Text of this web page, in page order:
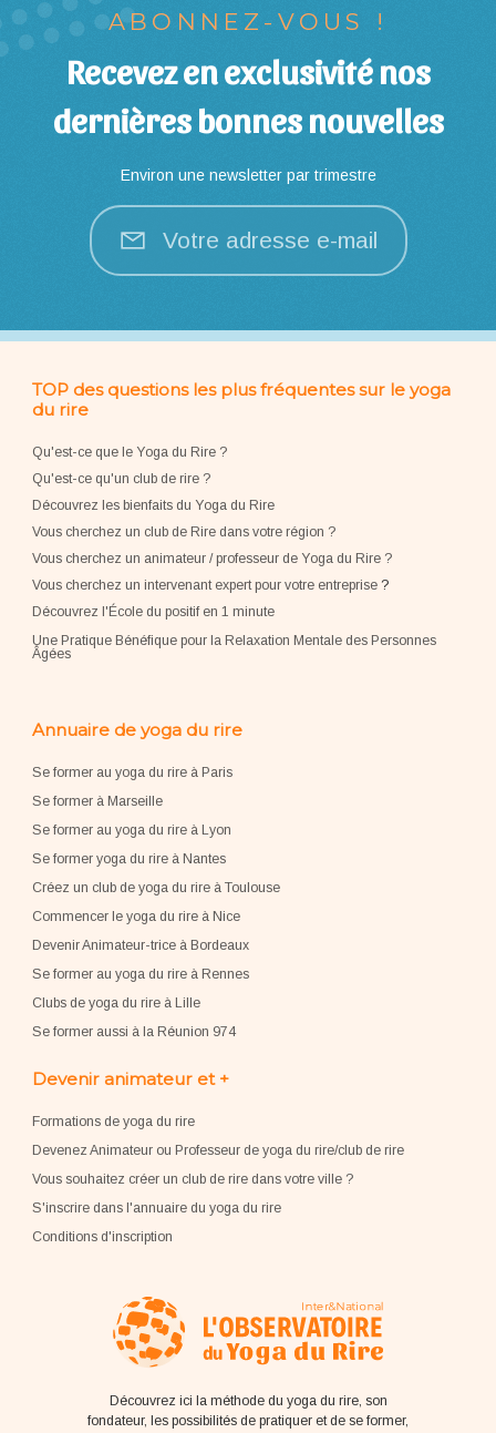
ABONNEZ-VOUS !
Recevez en exclusivité nos
dernières bonnes nouvelles
Environ une newsletter par trimestre
Votre adresse e-mail
TOP des questions les plus fréquentes sur le yoga
du rire
Qu'est-ce que le Yoga du Rire ?
Qu'est-ce qu'un club de rire ?
Découvrez les bienfaits du Yoga du Rire
Vous cherchez un club de Rire dans votre région ?
Vous cherchez un animateur / professeur de Yoga du Rire ?
Vous cherchez un intervenant expert pour votre entreprise?
Découvrez l'École du positif en 1 minute
Une Pratique Bénéfique pour la Relaxation Mentale des Personnes
Âgées
Annuaire de yoga du rire
Se former au yoga du rire à Paris
Se former à Marseille
Se former au yoga du rire à Lyon
Se former yoga du rire à Nantes
Créez un club de yoga du rire à Toulouse
Commencer le yoga du rire à Nice
Devenir Animateur-trice à Bordeaux
Se former au yoga du rire à Rennes
Clubs de yoga du rire à Lille
Se former aussi à la Réunion 974
Devenir animateur et +
Formations de yoga du rire
Devenez Animateur ou Professeur de yoga du rire/club de rire
Vous souhaitez créer un club de rire dans votre ville ?
S'inscrire dans l'annuaire du yoga du rire
Conditions d'inscription
Découvrez ici la méthode du yoga du rire, son
fondateur, les possibilités de pratiquer et de se former,